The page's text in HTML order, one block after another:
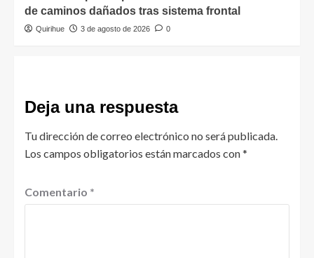
de caminos dañados tras sistema frontal
Quirihue 3 de agosto de 2026 0
Deja una respuesta
Tu dirección de correo electrónico no será publicada.
Los campos obligatorios están marcados con*
Comentario *